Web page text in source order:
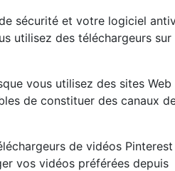
sécurité et votre logiciel
utilisez des téléchargeurs sur
vous utilisez des sites Web
de constituer des canaux
de vidéos
vos vidéos préférées depuis